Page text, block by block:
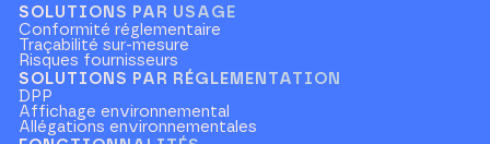
SOLUTIONS PAR USAGE
Conformité réglementaire
Traçabilité sur-mesure
Risques fournisseurs
SOLUTIONS PAR RÉGLEMENTATION
DPP
Affichage environnemental
Allégations environnementales